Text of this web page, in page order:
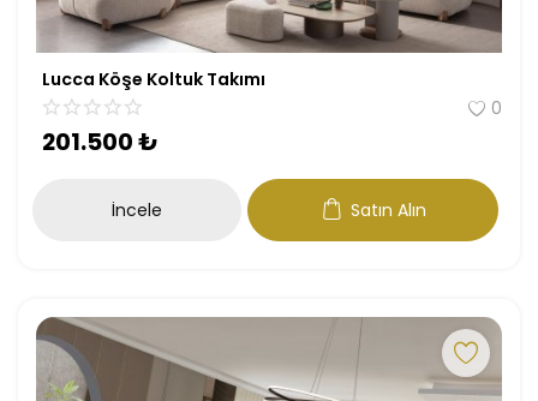
Lucca Köşe Koltuk Takımı
0
201.500₺
İncele Satın Alın